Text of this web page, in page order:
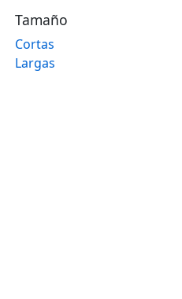
Tamaño
Cortas
Largas